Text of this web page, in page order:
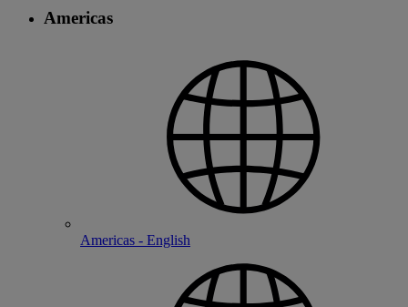
Americas
Americas - English